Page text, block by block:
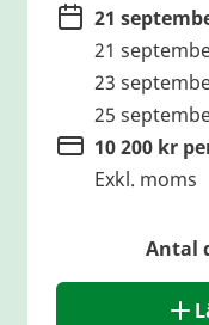
21
21
23
25
10 200 kr
Exkl. moms
Antal